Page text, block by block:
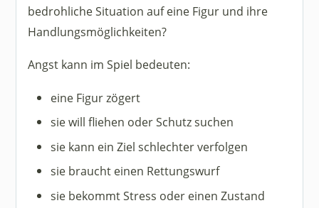
bedrohliche Situation auf eine Figur und ihre
Handlungsmöglichkeiten?
Angst kann im Spiel bedeuten:
eine Figur zögert
sie will fliehen oder Schutz suchen
sie kann ein Ziel schlechter verfolgen
sie braucht einen Rettungswurf
sie bekommt Stress oder einen Zustand